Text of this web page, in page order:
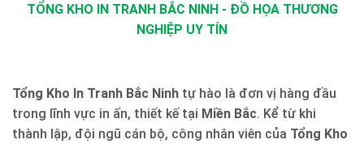
TỔNG KHO IN TRANH BẮC NINH - ĐỒ HỌA THƯƠNG
NGHIỆP UY TÍN
Tổng Kho In Tranh Bắc Ninh tự hào là đơn vị hàng đầu
trong lĩnh vực in ấn, thiết kế tại Miền Bắc. Kể từ khi
thành lập, đội ngũ cán bộ, công nhân viên của Tổng Kho